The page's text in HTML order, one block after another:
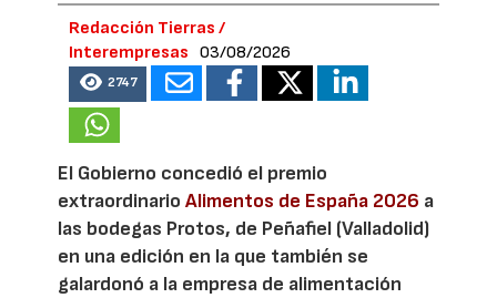
Redacción Tierras /
Interempresas
03/08/2026
2747
El Gobierno concedió el premio
extraordinarioAlimentos de España 2026 a
las bodegas Protos, de Peñafiel (Valladolid)
en una edición en la que también se
galardonó a la empresa de alimentación